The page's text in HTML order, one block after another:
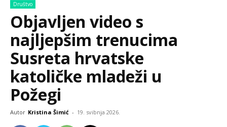
Društvo
Objavljen video s
najljepšim trenucima
Susreta hrvatske
katoličke mladeži u
Požegi
Autor Kristina Šimić - 19. svibnja 2026.